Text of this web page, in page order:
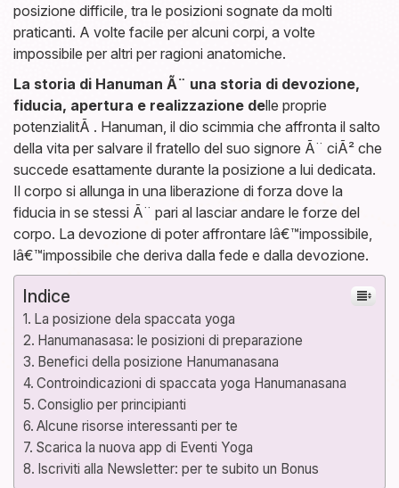
posizione difficile, tra le posizioni sognate da molti
praticanti. A volte facile per alcuni corpi, a volte
impossibile per altri per ragioni anatomiche.
La storia di Hanuman Ã¨ una storia di devozione,
fiducia, apertura e realizzazione delle proprie
potenzialitÃ . Hanuman, il dio scimmia che affronta il salto
della vita per salvare il fratello del suo signore Ã¨ ciÃ² che
succede esattamente durante la posizione a lui dedicata.
Il corpo si allunga in una liberazione di forza dove la
fiducia in se stessi Ã¨ pari al lasciar andare le forze del
corpo. La devozione di poter affrontare lâ€™impossibile,
lâ€™impossibile che deriva dalla fede e dalla devozione.
Indice
La posizione dela spaccata yoga
Hanumanasasa: le posizioni di preparazione
Benefici della posizione Hanumanasana
Controindicazioni di spaccata yoga Hanumanasana
Consiglio per principianti
Alcune risorse interessanti per te
Scarica la nuova app di Eventi Yoga
Iscriviti alla Newsletter: per te subito un Bonus